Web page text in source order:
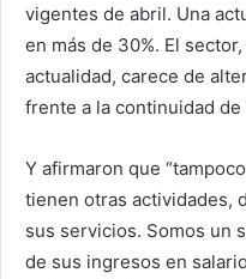
vigentes de abril. Una
en más de 30%. El
actualidad, carece de
frente a la continuidad
Y afirmaron que
tienen otras actividades,
sus servicios. Somos un
de sus ingresos en